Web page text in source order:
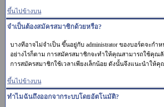
ขึ้นไปข้างบน
จำเป็นต้องสมัครสมาชิกด้วยหรือ?
บางทีอาจไม่จำเป็น ขึ้นอยู่กับ administrator ของบอร์ดจะ
อย่างไรก็ตาม การสมัครสมาชิกจะทำให้คุณสามารถใช้คุณลั
การสมัครสมาชิกใช้เวลาเพียงเล็กน้อย ดังนั้นจึงแนะนำให้
ขึ้นไปข้างบน
ทำไมฉันถึงออกจากระบบโดยอัตโนมัติ?